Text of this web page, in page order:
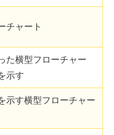
チャート
た横型フローチャー
示す
示す横型フローチャー